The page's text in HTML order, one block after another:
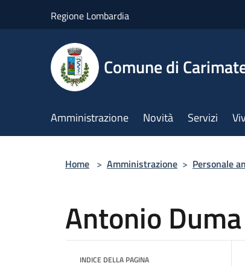
Regione Lombardia
Comune di
Amministrazione Novità Servizi
Home > Amministrazione > Personale
Antonio Duma
INDICE DELLA PAGINA